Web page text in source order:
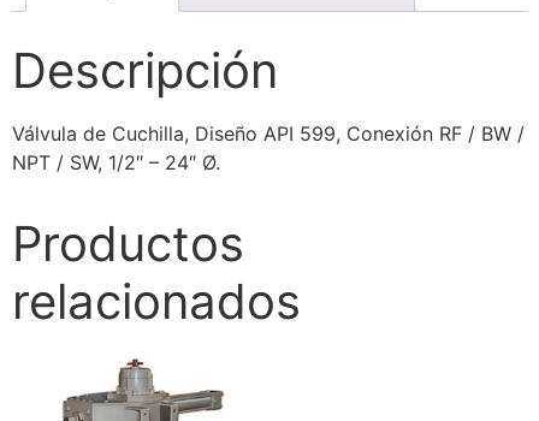
Descripción
Válvula de Cuchilla, Diseño API 599, Conexión RF / BW /
NPT / SW, 1/2″ – 24″ Ø.
Productos
relacionados